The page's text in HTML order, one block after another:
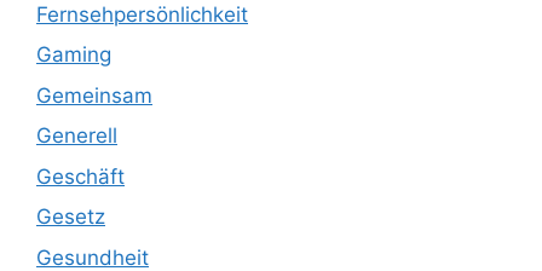
Fernsehpersönlichkeit
Gaming
Gemeinsam
Generell
Geschäft
Gesetz
Gesundheit